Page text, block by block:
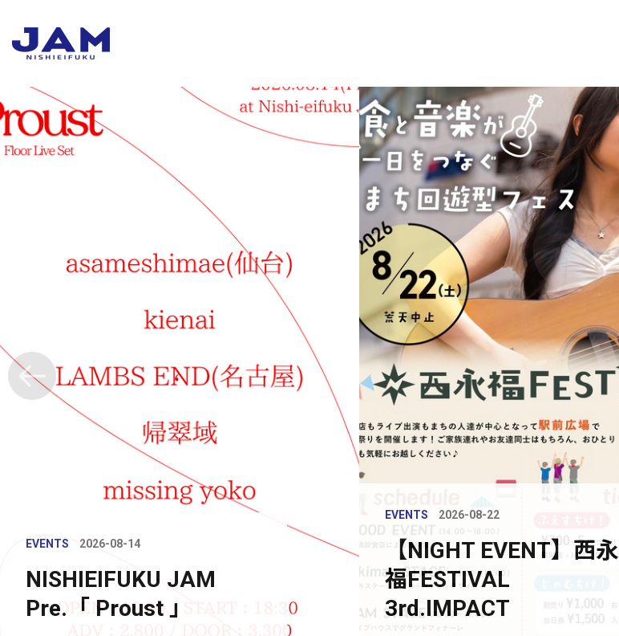
EVENTS 2026-08-14
NISHIEIFUKU JAM
Pre.「 Proust 」
EVENTS 2026-08-22
【NIGHT EVENT】西永
福FESTIVAL
3rd.IMPACT